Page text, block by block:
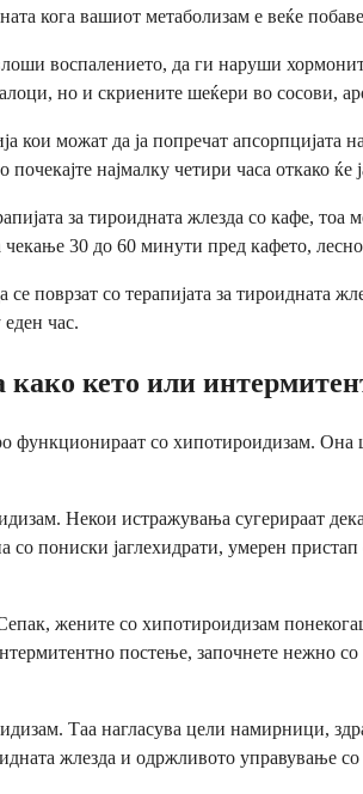
кога вашиот метаболизам е веќе
воспалението, да ги наруши
но и скриените шеќери во сосови,
кои можат да ја попречат
најмалку четири часа откако ќе
за тироидната жлезда со кафе,
30 до 60 минути пред кафето,
поврзат со терапијата за тироидната
еден час.
кето или
функционираат со хипотироидизам.
Некои истражувања сугерираат
пониски јаглехидрати, умерен
жените со хипотироидизам
постење, започнете нежно
Таа нагласува цели намирници,
жлезда и одржливото управување со